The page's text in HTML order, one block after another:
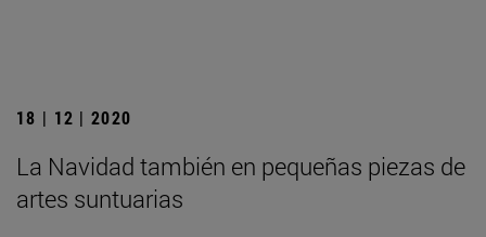
18 | 12 | 2020
La Navidad también en pequeñas piezas de
artes suntuarias